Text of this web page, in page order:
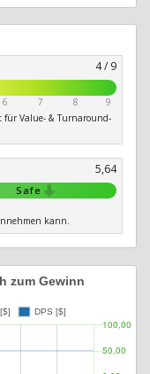
4 / 9
6 7 8
9
für Value- & Turnaround-
5,64
Safe
kann.